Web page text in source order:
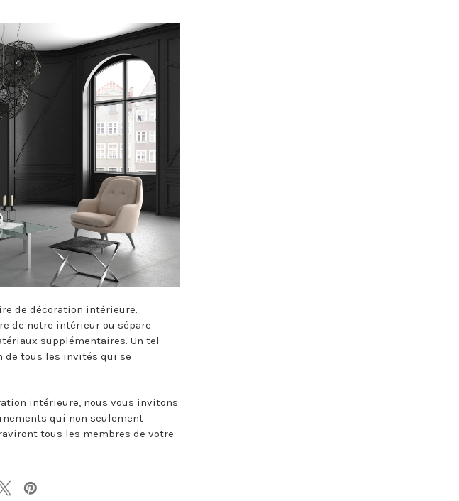
de décoration intérieure.
de notre intérieur ou sépare
supplémentaires. Un tel
tous les invités qui se
intérieure, nous vous invitons
qui non seulement
tous les membres de votre